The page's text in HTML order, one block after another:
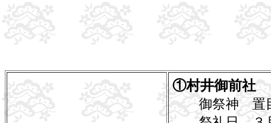
①村井御前社
御祭神 置